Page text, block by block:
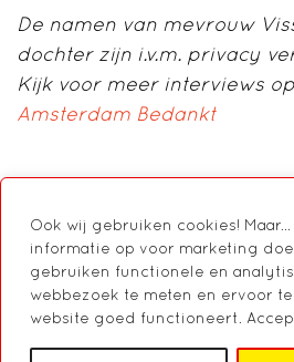
Ook wij gebruiken cookies!
informatie op voor marketing
gebruiken functionele en
webbezoek te meten en ervoor
website goed functioneert.
De namen van mevrouw
dochter zijn i.v.m. privacy
Kijk voor meer interviews
Amsterdam Bedankt